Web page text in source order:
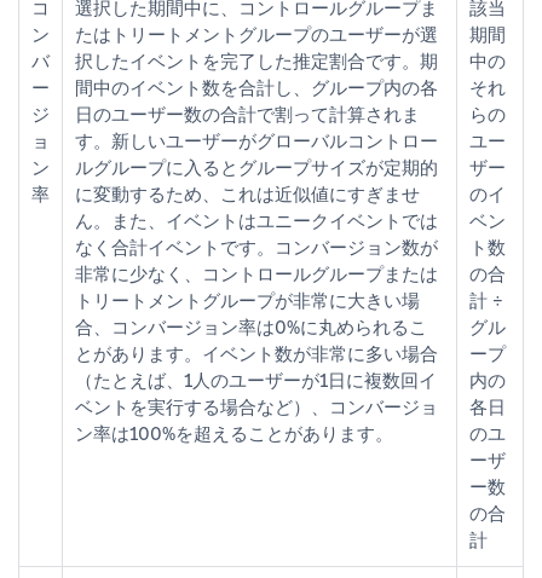
コ
ン
バ
ー
ジ
ョ
ン
率
選択した期間中に、コントロールグループま
たはトリートメントグループのユーザーが選
択したイベントを完了した推定割合です。期
間中のイベント数を合計し、グループ内の各
日のユーザー数の合計で割って計算されま
す。新しいユーザーがグローバルコントロー
ルグループに入るとグループサイズが定期的
に変動するため、これは近似値にすぎませ
ん。また、イベントはユニークイベントでは
なく合計イベントです。コンバージョン数が
非常に少なく、コントロールグループまたは
トリートメントグループが非常に大きい場
合、コンバージョン率は0%に丸められるこ
とがあります。イベント数が非常に多い場合
（たとえば、1人のユーザーが1日に複数回イ
ベントを実行する場合など）、コンバージョ
ン率は100%を超えることがあります。
該当
期間
中の
それ
らの
ユー
ザー
のイ
ベン
ト数
の合
計 ÷
グル
ープ
内の
各日
のユ
ーザ
ー数
の合
計